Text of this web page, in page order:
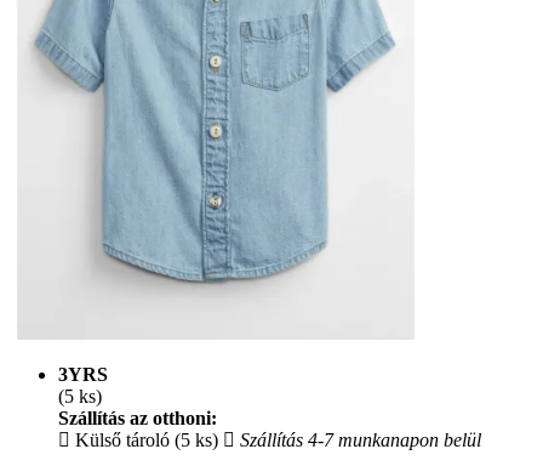
3YRS
(5 ks)
Szállítás az otthoni:
Külső tároló (5 ks)
Szállítás 4-7 munkanapon belül